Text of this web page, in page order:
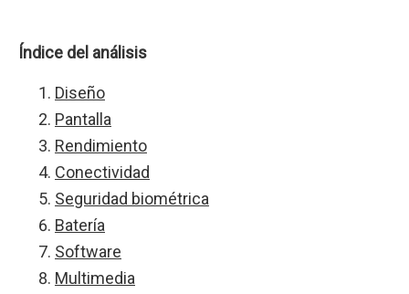
Índice del análisis
Diseño
Pantalla
Rendimiento
Conectividad
Seguridad biométrica
Batería
Software
Multimedia